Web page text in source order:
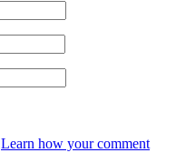
Learn how your comment